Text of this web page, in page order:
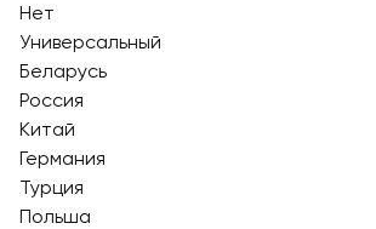
Нет
Универсальный
Беларусь
Россия
Китай
Германия
Турция
Польша